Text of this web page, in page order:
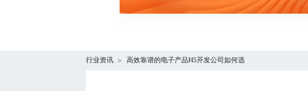
行业资讯 > 高效靠谱的电子产品H5开发公司如何选